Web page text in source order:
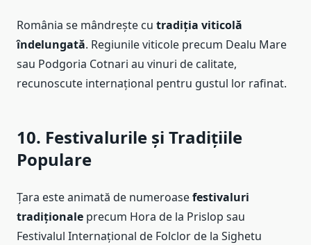
România se mândrește cu tradiția viticolă
îndelungată. Regiunile viticole precum Dealu Mare
sau Podgoria Cotnari au vinuri de calitate,
recunoscute internațional pentru gustul lor rafinat.
10. Festivalurile și Tradițiile
Populare
Țara este animată de numeroasefestivaluri
tradiționale precum Hora de la Prislop sau
Festivalul Internațional de Folclor de la Sighetu